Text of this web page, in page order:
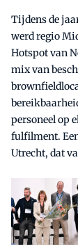
Tijdens de
werd regio
Hotspot van
mix van
personeel op
fulfilment.
Utrecht, dat